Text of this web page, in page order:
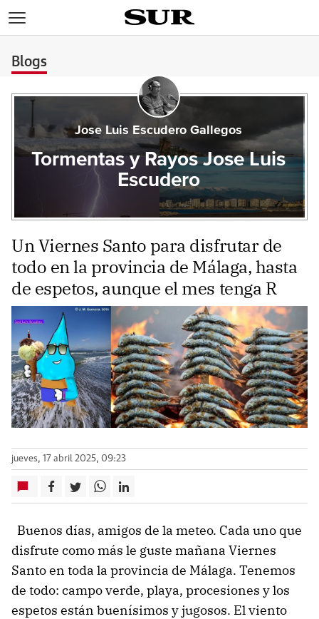
Blogs
Jose Luis Escudero Gallegos
Tormentas y Rayos Jose Luis
Escudero
Un Viernes Santo para disfrutar de
todo en la provincia de Málaga, hasta
de espetos, aunque el mes tenga R
jueves, 17 abril 2025, 09:23
Buenos días, amigos de la meteo. Cada uno que
disfrute como más le guste mañana Viernes
Santo en toda la provincia de Málaga. Tenemos
de todo: campo verde, playa, procesiones y los
espetos están buenísimos y jugosos. El viento